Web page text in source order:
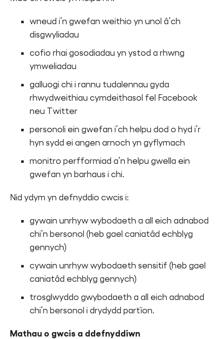
wneud i’n gwefan weithio yn unol â’ch
disgwyliadau
cofio rhai gosodiadau yn ystod a rhwng
ymweliadau
galluogi chi i rannu tudalennau gyda
rhwydweithiau cymdeithasol fel Facebook
neu Twitter
personoli ein gwefan i’ch helpu dod o hyd i’r
hyn sydd ei angen arnoch yn gyflymach
monitro perfformiad a’n helpu gwella ein
gwefan yn barhaus i chi.
Nid ydym yn defnyddio cwcis i:
gywain unrhyw wybodaeth a all eich adnabod
chi’n bersonol (heb gael caniatâd echblyg
gennych)
cywain unrhyw wybodaeth sensitif (heb gael
caniatâd echblyg gennych)
trosglwyddo gwybodaeth a all eich adnabod
chi’n bersonol i drydydd partïon.
Mathau o gwcis a ddefnyddiwn